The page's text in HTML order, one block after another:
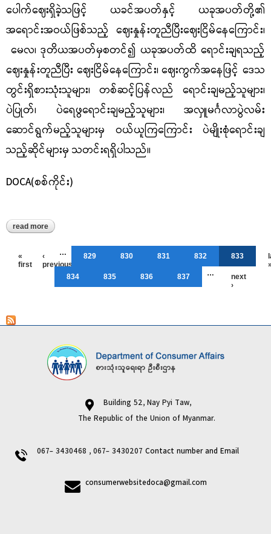
ပေါက်ဈေးရှိခဲ့သဖြင့် ယခင်အပတ်နှင့် ယခုအပတ်တို့၏
အရောင်းအဝယ်ဖြစ်သည့် ဈေးနှုန်းတူညီပြီးဈေးငြိမ်နေကြောင်း၊
မေလ၊ ဒုတိယအပတ်မှစတင်၍ ယခုအပတ်ထိ ရောင်းချရသည့်
ဈေးနှုန်းတူညီပြီး ဈေးငြိမ်နေကြောင်း၊ ဈေးကွက်အနေဖြင့် ဒေသ
တွင်းရှိစားသုံးသူများ၊ တစ်ဆင့်ပြန်လည် ရောင်းချမည့်သူများ၊
ပဲပြုတ်၊ ပဲရေဖွရောင်းချမည့်သူများ၊ အလှူမင်္ဂလာပွဲလမ်း
ဆောင်ရွက်မည့်သူများမှ ဝယ်ယူကြကြောင်း ပဲမျိုးစုံရောင်းချ
သည့်ဆိုင်များမှ သတင်းရရှိပါသည်။
DOCA(စစ်ကိုင်း)
read more about ရွှေဘိုဈေးကွက်ရှိ ပဲကြားနှင့် ပဲတီဆံဈေးနှုန်းများ
«
first
‹
previous
… 829 830 831 832 833
834 835 836 837 …
next
›
Building 52, Nay Pyi Taw,
The Republic of the Union of Myanmar.
067- 3430468 , 067- 3430207 Contact number and Email
consumerwebsitedoca@gmail.com